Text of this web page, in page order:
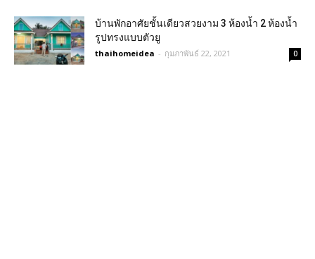
บ้านพักอาศัยชั้นเดียวสวยงาม 3 ห้องน้ำ 2 ห้องน้ำ
รูปทรงแบบตัวยู
thaihomeidea - กุมภาพันธ์ 22, 2021 0